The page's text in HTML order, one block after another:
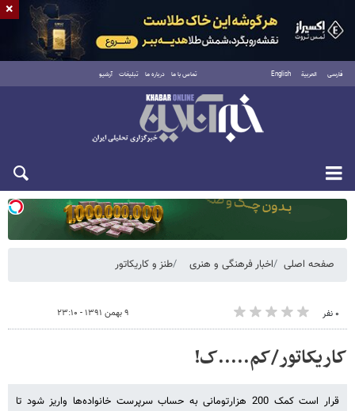
فارسی العربية English تماس با ما درباره ما تبلیغات آرشیو
یکشنبه ۱۸ مرداد ۱۴۰۵
صفحه اصلی اخبار فرهنگی و هنری طنز و کاریکاتور
۰ نفر ۹ بهمن ۱۳۹۱ - ۲۳:۱۰
کاریکاتور/کم.....ک!
قرار است کمک 200 هزارتومانی به حساب سرپرست خانواده‌ها واریز شود تا
×